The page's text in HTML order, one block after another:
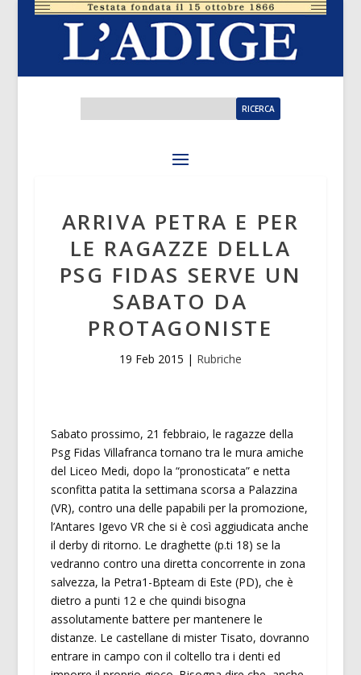
ARRIVA PETRA E PER
LE RAGAZZE DELLA
PSG FIDAS SERVE UN
SABATO DA
PROTAGONISTE
19 Feb 2015 | Rubriche
Sabato prossimo, 21 febbraio, le ragazze della
Psg Fidas Villafranca tornano tra le mura amiche
del Liceo Medi, dopo la “pronosticata” e netta
sconfitta patita la settimana scorsa a Palazzina
(VR), contro una delle papabili per la promozione,
l’Antares Igevo VR che si è così aggiudicata anche
il derby di ritorno. Le draghette (p.ti 18) se la
vedranno contro una diretta concorrente in zona
salvezza, la Petra1-Bpteam di Este (PD), che è
dietro a punti 12 e che quindi bisogna
assolutamente battere per mantenere le
distanze. Le castellane di mister Tisato, dovranno
entrare in campo con il coltello tra i denti ed